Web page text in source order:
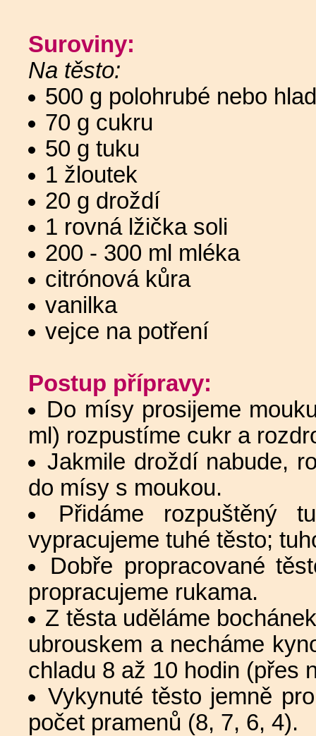
Suroviny:
Na těsto:
500 g polohrubé nebo
70 g cukru
50 g tuku
1 žloutek
20 g droždí
1 rovná lžička soli
200 - 300 ml mléka
citrónová kůra
vanilka
vejce na potření
Postup přípravy:
Do mísy prosijeme
ml) rozpustíme cukr a
Jakmile droždí nabude,
do mísy s moukou.
Přidáme rozpuštěný
vypracujeme tuhé těsto;
Dobře propracované
propracujeme rukama.
Z těsta uděláme
ubrouskem a necháme
chladu 8 až 10 hodin (přes
Vykynuté těsto jemně
počet pramenů (8, 7, 6, 4).